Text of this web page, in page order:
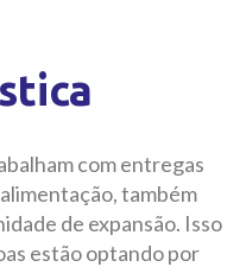
com entregas
também
de expansão. Isso
estão optando por